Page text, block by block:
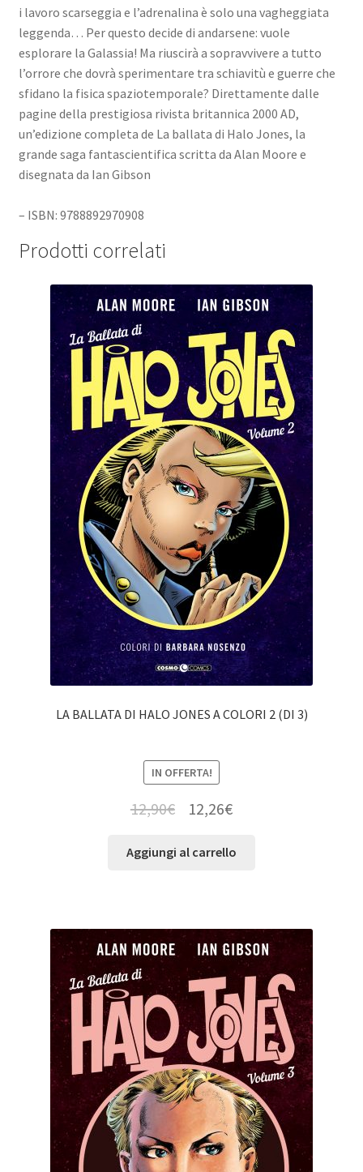
i lavoro scarseggia e l’adrenalina è solo una vagheggiata
leggenda… Per questo decide di andarsene: vuole
esplorare la Galassia! Ma riuscirà a sopravvivere a tutto
l’orrore che dovrà sperimentare tra schiavitù e guerre che
sfidano la fisica spaziotemporale? Direttamente dalle
pagine della prestigiosa rivista britannica 2000 AD,
un’edizione completa de La ballata di Halo Jones, la
grande saga fantascientifica scritta da Alan Moore e
disegnata da Ian Gibson
– ISBN: 9788892970908
Prodotti correlati
LA BALLATA DI HALO JONES A COLORI 2 (DI 3)
IN OFFERTA!
12,90€ 12,26€
Aggiungi al carrello